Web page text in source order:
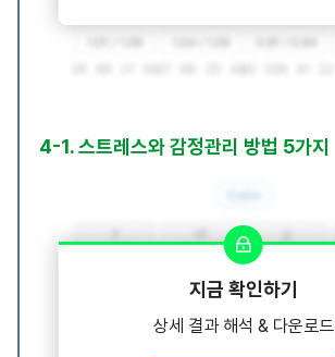
4-1. 스트레스와 감정관리 방법 5가지
지금 확인하기
상세 결과 해석 & 다운로드